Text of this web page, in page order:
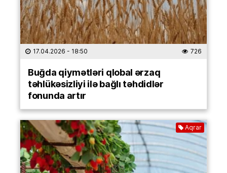
17.04.2026 - 18:50 726
Buğda qiymətləri qlobal ərzaq
təhlükəsizliyi ilə bağlı təhdidlər
fonunda artır
Aqrar